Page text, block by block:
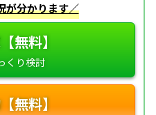
が分かります／
無料】
無料】